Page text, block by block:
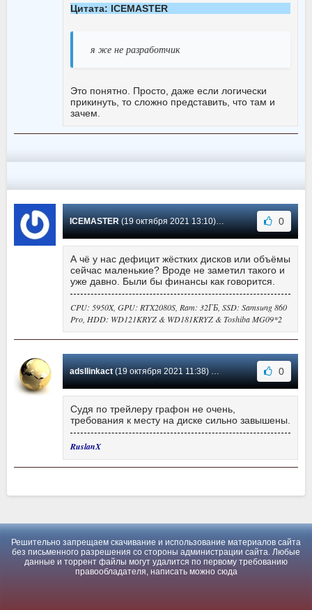
Цитата: ICEMASTER
я же не разработчик
Это понятно. Просто, даже если логически
прикинуть, то сложно представить, что там и
зачем.
ICEMASTER(19 октября 2021 13:10) Сообщение #0 0
А чё у нас дефицит жёстких дисков или объёмы
сейчас маленькие? Вроде не заметил такого и
уже давно. Были бы финансы как говорится.
CPU: 5950X, GPU: RTX2080S, Ram: 32ГБ, SSD: Samsung 860
Pro, HDD: WD121KRYZ & WD181KRYZ & Toshiba MG09*2
adsllinkact(19 октября 2021 11:38) Сообщение #-1 0
Судя по трейлеру графон не очень,
требования к месту на диске сильно завышены.
RuslanX
Решительно запрещаем скачивание и использование материалов сайта
без письменного разрешения со стороны администрации сайта. Любые
данные и торрент файлы могут удалится по первому требованию
правообладателя, написать можно сюда